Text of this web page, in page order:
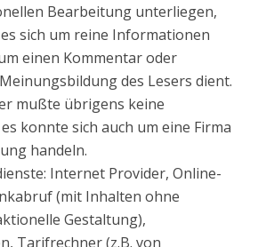
Bearbeitung unterliegen,
sich um reine Informationen
einen Kommentar oder
des Lesers dient.
mußte übrigens keine
konnte sich auch um eine Firma
handeln.
Internet Provider, Online-
(mit Inhalten ohne
Gestaltung),
Tarifrechner (z.B. von